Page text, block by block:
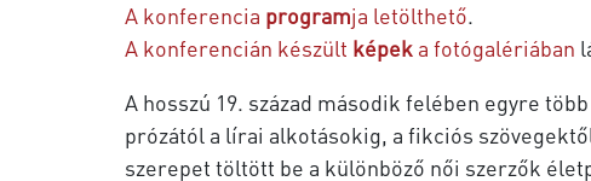
A konferencia programja letölthető.
A konferencián készült képeka fotógalériában
A hosszú 19. század második felében egyre
prózától a lírai alkotásokig, a fikciós
szerepet töltött be a különböző női szerzők